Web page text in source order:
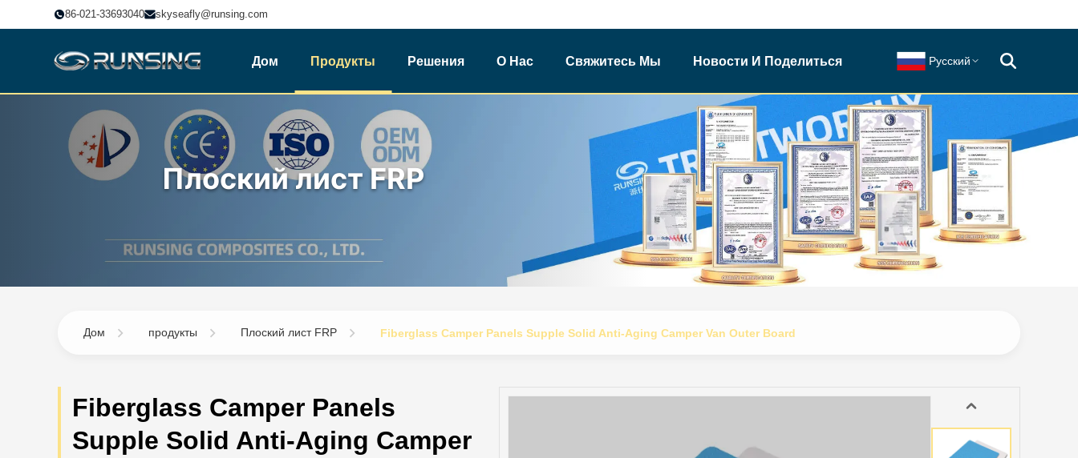
86-021-33693040 skyseafly@runsing.com
Дом Продукты Решения О Нас Свяжитесь Мы Новости И Поделиться Русский
Плоский лист FRP
Дом продукты Плоский лист FRP Fiberglass Camper Panels Supple Solid Anti-Aging Camper Van Outer Board
Fiberglass Camper Panels
Supple Solid Anti-Aging Camper